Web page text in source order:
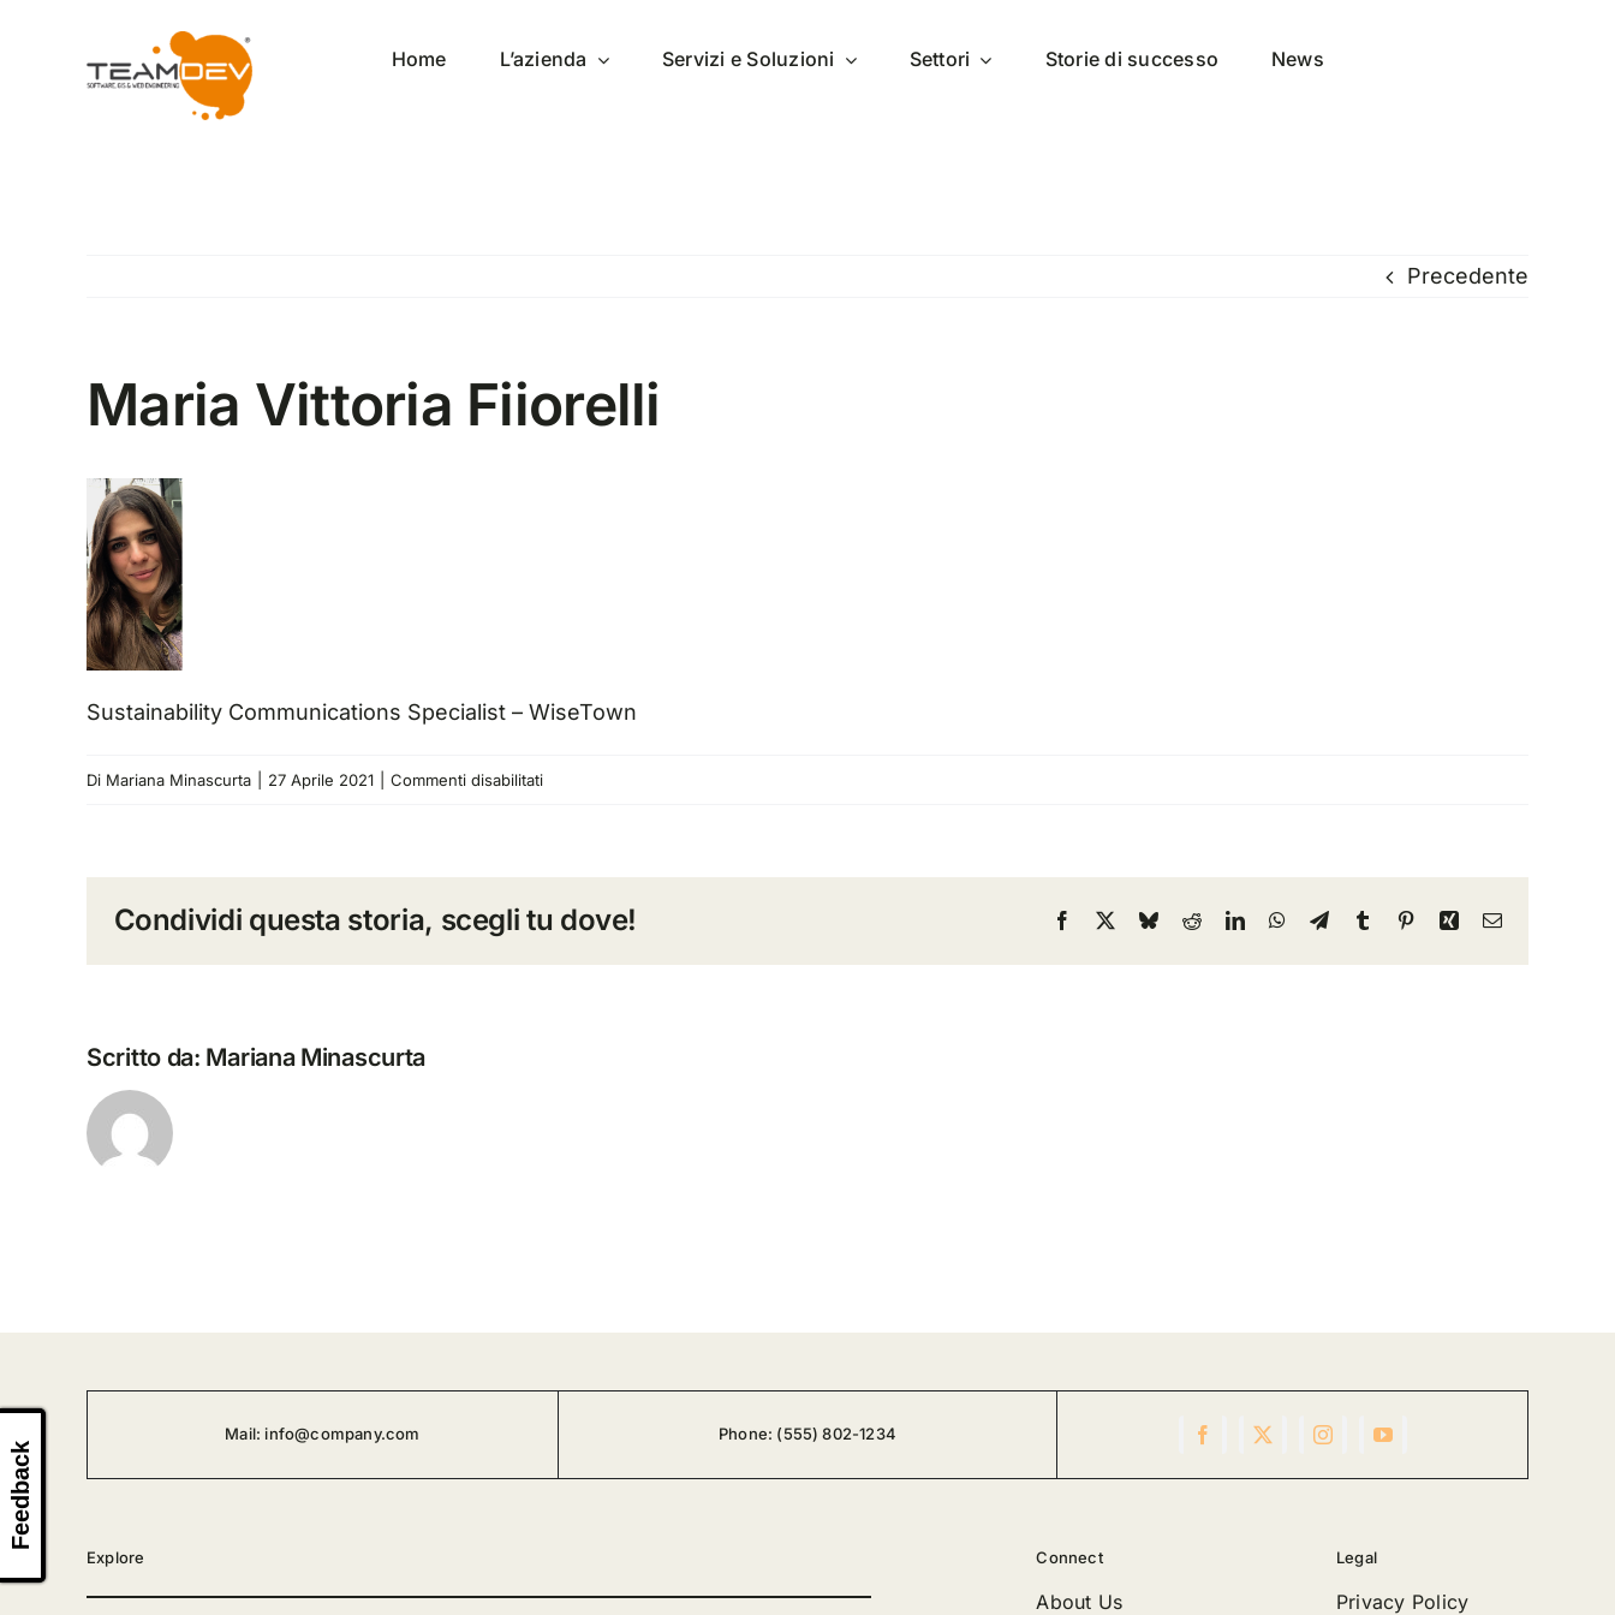
contenuto
Home L’azienda Servizi e Soluzioni Settori Storie di successo News
Precedente
Maria Vittoria Fiiorelli
Sustainability Communications Specialist – WiseTown
Di Mariana Minascurta 27 Aprile 2021 Commenti disabilitatisu
Condividi questa storia, scegli tu dove! Facebook
X BlueskyRedditLinkedInWhatsApp
TelegramTumblrPinterestXing Email
Scritto da: Mariana Minascurta
Mail: info@company.com Phone: (555) 802-1234
Explore Connect
About Us
Legal
Privacy Policy
Feedback